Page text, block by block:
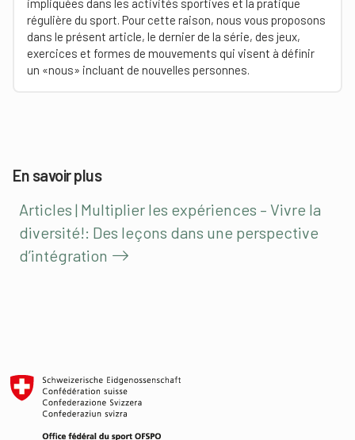
impliquées dans les activités sportives et la pratique
régulière du sport. Pour cette raison, nous vous proposons
dans le présent article, le dernier de la série, des jeux,
exercices et formes de mouvements qui visent à définir
un «nous» incluant de nouvelles personnes.
En savoir plus
Articles | Multiplier les expériences – Vivre la
diversité!: Des leçons dans une perspective
d’intégration